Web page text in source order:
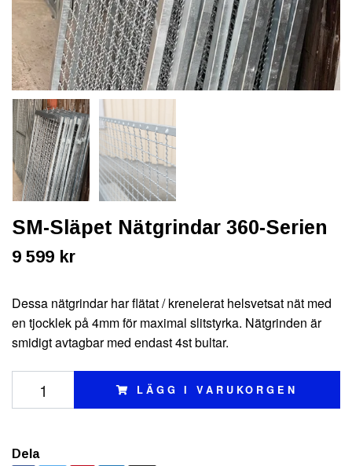
SM-Släpet Nätgrindar 360-Serien
9 599 kr
Dessa nätgrindar har flätat / krenelerat helsvetsat nät med
en tjocklek på 4mm för maximal slitstyrka. Nätgrinden är
smidigt avtagbar med endast 4st bultar.
LÄGG I VARUKORGEN
Dela